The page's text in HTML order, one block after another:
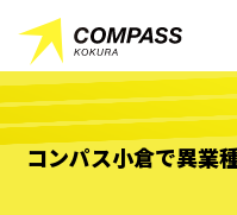
コンパス小倉で異業